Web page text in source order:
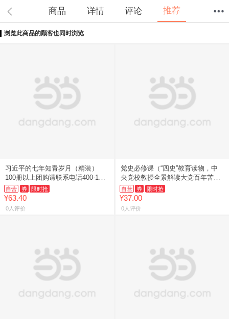
商品 详情 评论 推荐
浏览此商品的顾客也同时浏览
习近平的七年知青岁月（精装）
100册以上团购请联系电话400-106-
6666转6
自营 券 限时抢
¥63.40
0人评价
党史必修课（“四史”教育读物，中
央党校教授全景解读大党百年苦难
辉煌）
自营 券 限时抢
¥37.00
0人评价